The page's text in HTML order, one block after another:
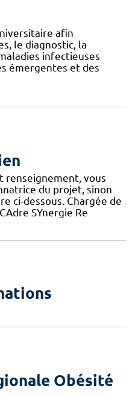
afin
le diagnostic, la
infectieuses
émergentes et des
vous
du projet, sinon
ci-dessous. Chargée de
SYnergie Re
Obésité